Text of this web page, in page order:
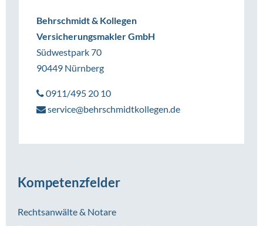
Behrschmidt & Kollegen
Versicherungsmakler GmbH
Südwestpark 70
90449 Nürnberg
0911/495 20 10
service@behrschmidtkollegen.de
Kompetenzfelder
Rechtsanwälte & Notare